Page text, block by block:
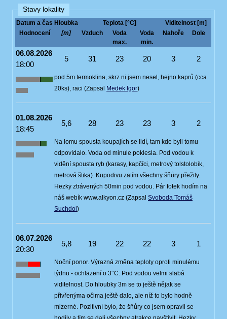
Stavy lokality
Datum a čas Hloubka Teplota [°C]
Viditelnost [m]
Hodnocení
[m] Vzduch
Voda
max.
Voda
min.
Nahoře Dole
06.08.2026
18:00
5 31 23 20 3 2
pod 5m termoklina, skrz ni jsem nesel, hejno kaprů (cca
20ks), raci (Zapsal Medek Igor)
01.08.2026
18:45
5,6 28 23 23 3 2
Na lomu spousta koupajích se lidí, tam kde byli tomu
odpovídalo. Voda od minule poklesla. Pod vodou k
vidění spousta ryb (karasy, kapčíci, metrový tolstolobik,
metrová štika). Kupodivu zatím všechny šňůry přežily.
Hezky ztrávených 50min pod vodou. Pár fotek hodím na
náš webík www.alkyon.cz (Zapsal Svoboda Tomáš
Suchdol )
06.07.2026
20:30
5,8 19 22 22 3 1
Noční ponor. Výrazná změna teploty oproti minulému
týdnu - ochlazení o 3°C. Pod vodou velmi slabá
viditelnost. Do hloubky 3m se to ještě nějak se
přivřenýma očima ještě dalo, ale níž to bylo hodně
mizerné. Pozitivní bylo, že šňůry co jsem opravil se